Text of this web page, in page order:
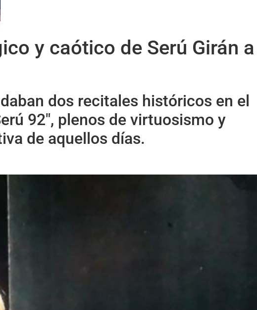
y caótico de Serú Girán a
dos recitales históricos en el
92″, plenos de virtuosismo y
de aquellos días.